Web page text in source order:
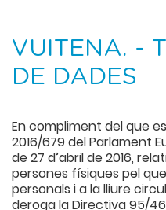
VUITENA. -
DE DADES
En compliment del que
2016/679 del Parlament
de 27 d’abril de 2016,
persones físiques pel
personals i a la lliure
deroga la Directiva 95/